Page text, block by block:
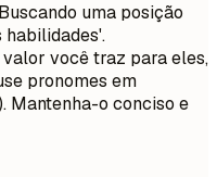
uma posição
habilidades'.
você traz para eles,
pronomes em
Mantenha-o conciso e